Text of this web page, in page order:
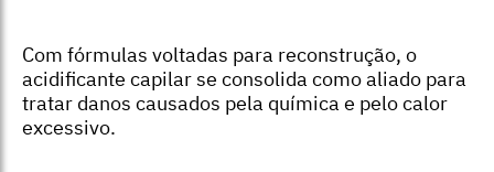
Com fórmulas voltadas para reconstrução, o
acidificante capilar se consolida como aliado para
tratar danos causados pela química e pelo calor
excessivo.